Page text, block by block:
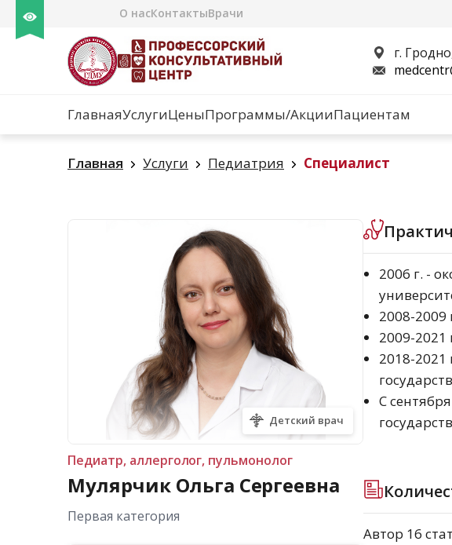
О насКонтактыВрачи
г.
ГлавнаяУслугиЦеныПрограммы/АкцииПациентам
Главная Услуги Педиатрия Специалист
Детский врач
Педиатр, аллерголог, пульмонолог
Мулярчик Ольга Сергеевна
Первая категория
2006 г. -
2008-2009
2009-2021
2018-2021
С
Автор 16